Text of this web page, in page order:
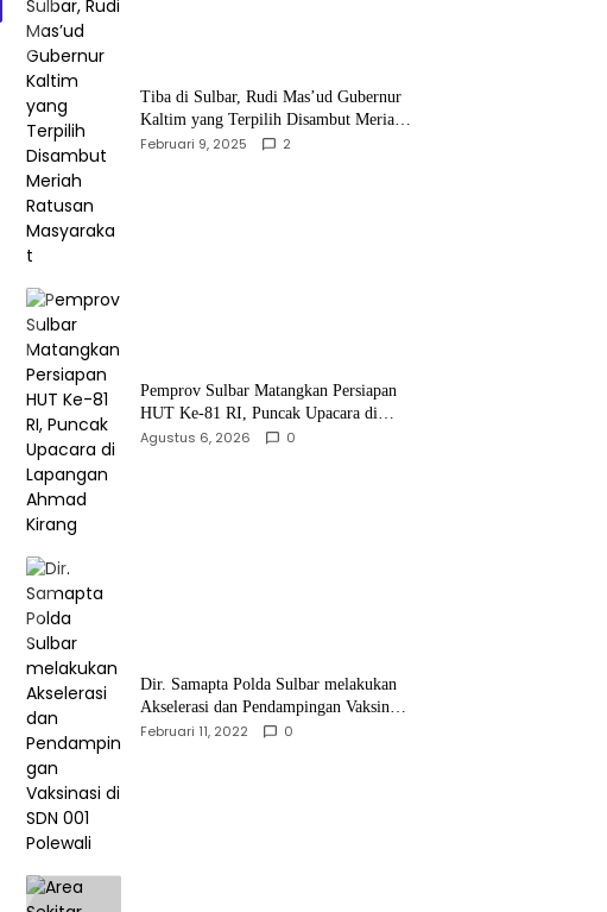
Tiba di Sulbar, Rudi Mas’ud Gubernur
Kaltim yang Terpilih Disambut Meriah
Ratusan Masyarakat
Februari 9, 2025 2
Pemprov Sulbar Matangkan Persiapan
HUT Ke-81 RI, Puncak Upacara di
Lapangan Ahmad Kirang
Agustus 6, 2026 0
Dir. Samapta Polda Sulbar melakukan
Akselerasi dan Pendampingan Vaksinasi
di SDN 001 Polewali
Februari 11, 2022 0